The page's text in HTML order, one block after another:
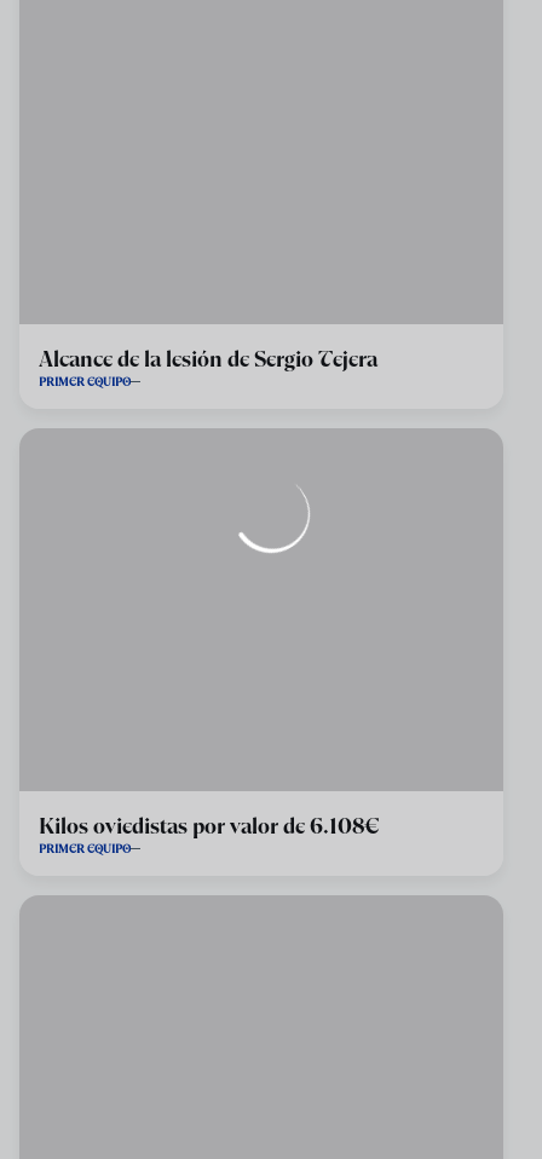
Alcance de la lesión de Sergio Tejera
PRIMER EQUIPO
Kilos oviedistas por valor de 6.108€
PRIMER EQUIPO